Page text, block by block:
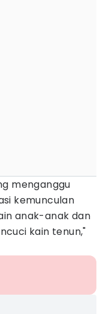
menganggu
kemunculan
anak-anak dan
kain tenun,"